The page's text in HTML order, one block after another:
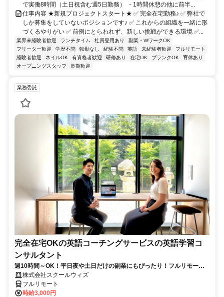
で実働8時間（土日祝含む週5日勤務） ・1時間休憩の他に前半...
仕事内容 ★新規プロジェクトスタート★ ✅ 完全在宅勤務♪ ✅ 弊社で
しか募集をしていないポジションです♪ ✅ これからの組織を一緒に形
づくるやりがい ✅ 前例にとらわれず、新しい挑戦ができる環境 ✅...
業界未経験者歓迎 ランチタイム 社員登用あり
副業・WワークOK
フリーター歓迎
学歴不問 転勤なし 経験不問 英語 未経験者歓迎
フルリモート
経験者歓迎
ネイルOK 有資格者歓迎 研修あり 在宅OK ブランクOK
育休あり
オープニングスタッフ
長期歓迎
業務委託
完全在宅OKの英語コーチングサービスの英語学習コ
ンサルタント
週10時間～OK！平日夜や土日だけの副業にもぴったり！フルリモート
OKなので世界のどこからでも働けます！
株式会社スクールウィズ
フルリモート
時給3,000円